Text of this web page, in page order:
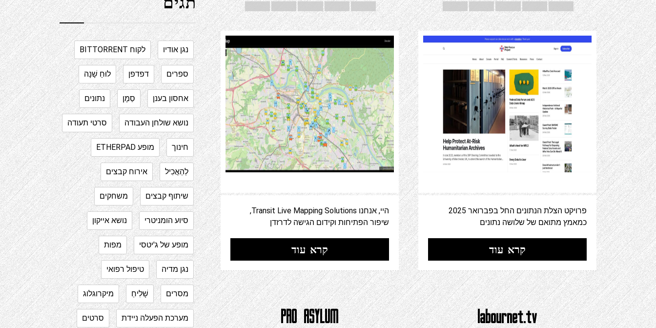
פרויקט הצלת הנתונים החל בפברואר 2025
כמאמץ מתואם של שלושה נתונים
קרא עוד
היי, אנחנו Transit Live Mapping Solutions,
שיפור הפתיחות וקידום הגישה לדרזדן
קרא עוד
labournet.tv
PRO ASYLUM
נגן אודיו לקוח BITTORRENT
ספרים דפדפן לוּחַ שָׁנָה
אחסון בענן סַמָן נתונים
נושא שולחן העבודה סרטי תעודה
חינוך מופע ETHERPAD
לְהַאֲכִיל אירוח קבצים
שיתוף קבצים משחקים
סיוע הומניטרי נושא אייקון
מופע של ג'יטסי מפות
נגן מדיה טיפול רפואי
מסרים שָׁלִיחַ מיקרוגלוג
מערכת הפעלה ניידת סרטים